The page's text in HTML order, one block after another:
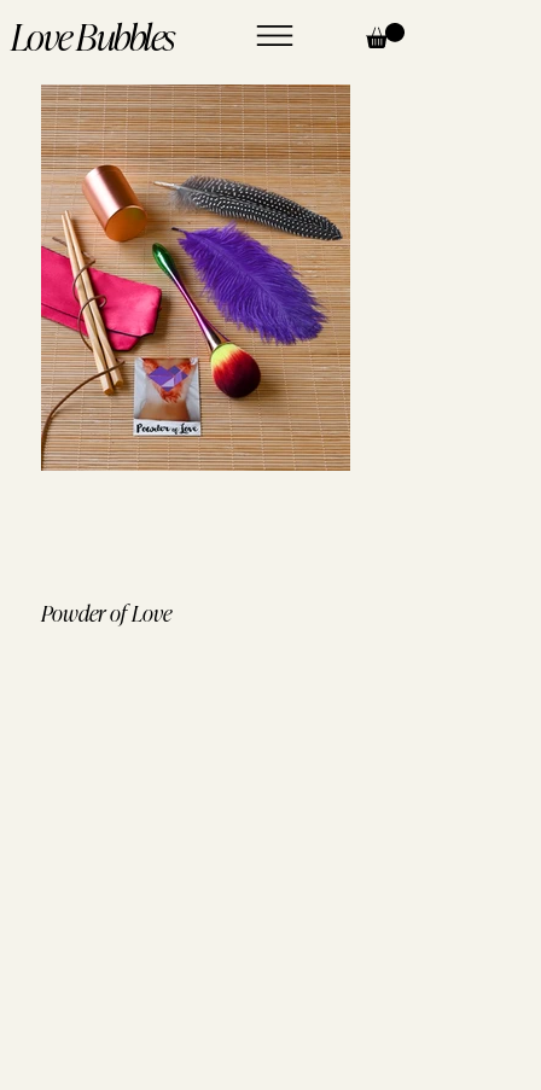
Love Bubbles
Powder of Love